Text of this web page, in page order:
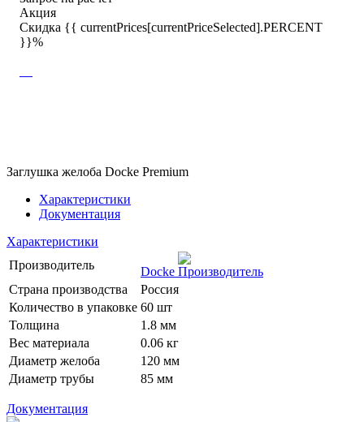
Акция
Скидка {{ currentPrices[currentPriceSelected].PERCENT
}}%
Заглушка желоба Docke Premium
Характеристики
Документация
Характеристики
Производитель
Docke
Страна производства
Россия
Количество в упаковке 60 шт
Толщина
1.8 мм
Вес материала
0.06 кг
Диаметр желоба
120 мм
Диаметр трубы
85 мм
Документация